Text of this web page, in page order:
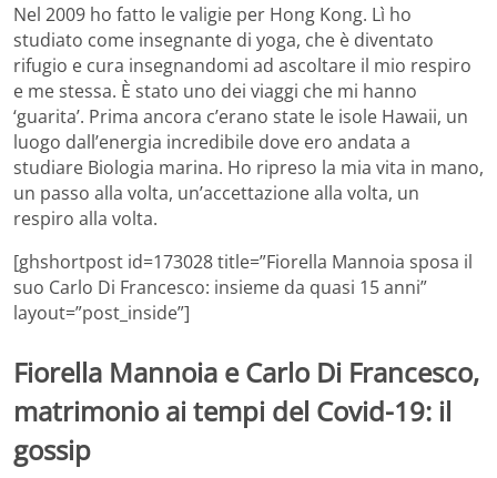
Nel 2009 ho fatto le valigie per Hong Kong. Lì ho
studiato come insegnante di yoga, che è diventato
rifugio e cura insegnandomi ad ascoltare il mio respiro
e me stessa. È stato uno dei viaggi che mi hanno
‘guarita’. Prima ancora c’erano state le isole Hawaii, un
luogo dall’energia incredibile dove ero andata a
studiare Biologia marina. Ho ripreso la mia vita in mano,
un passo alla volta, un’accettazione alla volta, un
respiro alla volta.
[ghshortpost id=173028 title=”Fiorella Mannoia sposa il
suo Carlo Di Francesco: insieme da quasi 15 anni”
layout=”post_inside”]
Fiorella Mannoia e Carlo Di Francesco,
matrimonio ai tempi del Covid-19: il
gossip